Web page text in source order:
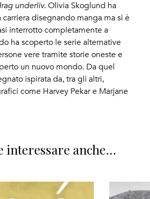
underliv.Olivia Skoglund ha
carriera disegnando manga ma si è
interrotto completamente a
ha scoperto le serie alternative
vere tramite storie oneste e
un nuovo mondo. Da quel
ispirata da, tra gli altri,
come Harvey Pekar e Marjane
interessare anche...